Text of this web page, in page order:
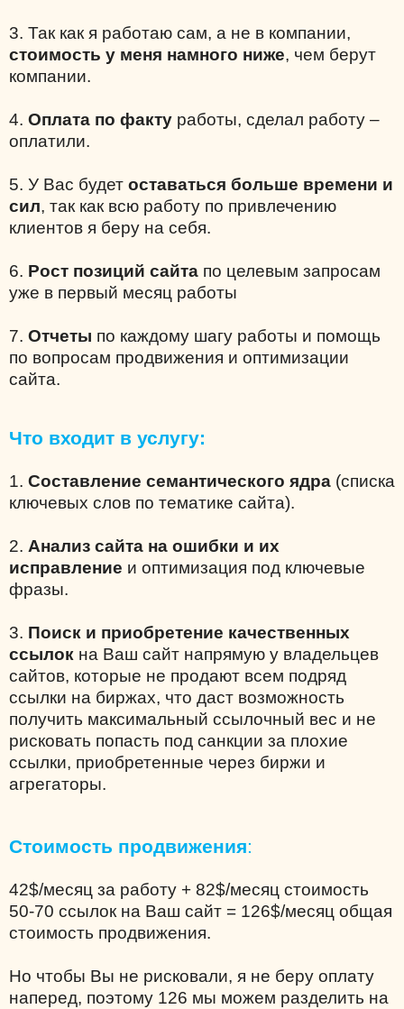
3. Так как я работаю сам, а не в компании,
стоимость у меня намного ниже, чем берут
компании.
4. Оплата по факту работы, сделал работу –
оплатили.
5. У Вас будет оставаться больше времени и
сил, так как всю работу по привлечению
клиентов я беру на себя.
6. Рост позиций сайта по целевым запросам
уже в первый месяц работы
7. Отчеты по каждому шагу работы и помощь
по вопросам продвижения и оптимизации
сайта.
Что входит в услугу:
1. Составление семантического ядра (списка
ключевых слов по тематике сайта).
2. Анализ сайта на ошибки и их
исправление и оптимизация под ключевые
фразы.
3. Поиск и приобретение качественных
ссылок на Ваш сайт напрямую у владельцев
сайтов, которые не продают всем подряд
ссылки на биржах, что даст возможность
получить максимальный ссылочный вес и не
рисковать попасть под санкции за плохие
ссылки, приобретенные через биржи и
агрегаторы.
Стоимость продвижения:
42$/месяц за работу + 82$/месяц стоимость
50-70 ссылок на Ваш сайт = 126$/месяц общая
стоимость продвижения.
Но чтобы Вы не рисковали, я не беру оплату
наперед, поэтому 126 мы можем разделить на